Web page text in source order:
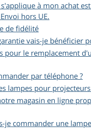
à mon achat
hors UE.
de fidélité
vais-je bénéficier
pour le remplacement
par téléphone ?
lampes pour
magasin en ligne
je commander une